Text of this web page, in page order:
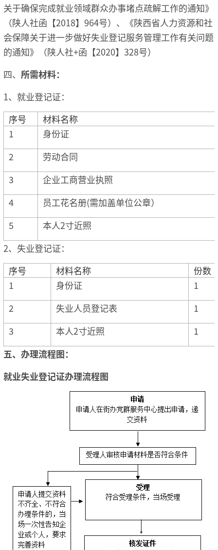
关于确保完成就业领域群众办事堵点疏解工作的通知》
（陕人社函【2018】964号）、《陕西省人力资源和社
会保障关于进一步做好失业登记服务管理工作有关问题
的通知》（陕人社+函【2020】328号）
四、 所需材料：
1、就业登记证：
序号
材料名称
1
身份证
2
劳动合同
3
企业工商营业执照
4
员工花名册(需加盖单位公章）
5
本人2寸近照
2、失业登记证：
序号
材料名称
份数
1
身份证
1
2
失业人员登记表
1
3
本人2寸近照
1
五、 办理流程图：
就业失业登记证办理流程图